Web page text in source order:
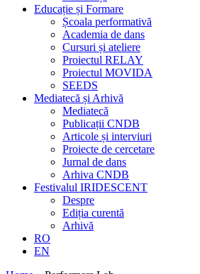
Educație și Formare
Școala performativă
Academia de dans
Cursuri și ateliere
Proiectul RELAY
Proiectul MOVIDA
SEEDS
Mediatecă și Arhivă
Mediatecă
Publicații CNDB
Articole și interviuri
Proiecte de cercetare
Jurnal de dans
Arhiva CNDB
Festivalul IRIDESCENT
Despre
Ediția curentă
Arhivă
RO
EN